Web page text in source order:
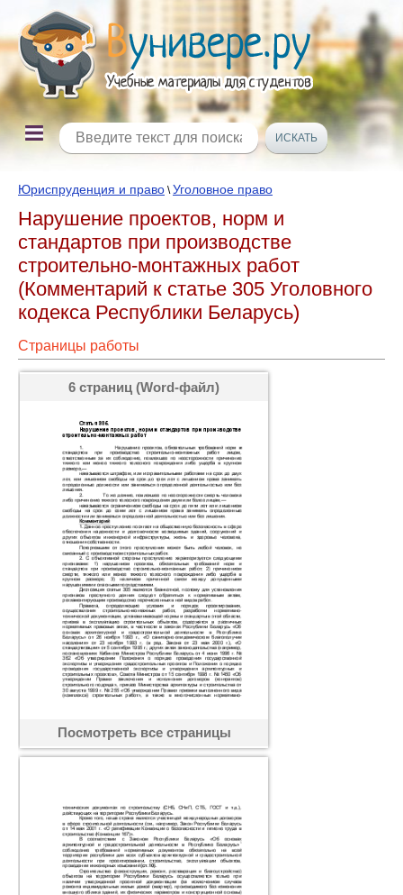
Юриспруденция и право \Уголовное право
Нарушение проектов, норм и
стандартов при производстве
строительно-монтажных работ
(Комментарий к статье 305 Уголовного
кодекса Республики Беларусь)
Страницы работы
6 страниц (Word-файл)
Посмотреть все страницы